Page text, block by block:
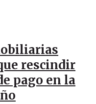
rescindir
pago en la